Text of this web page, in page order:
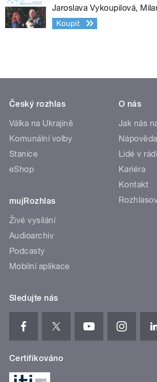
Jaroslava Vykoupilová,
Koupit
Český rozhlas
Válka na Ukrajině
Komunální volby
Stanice
eShop
mujRozhlas
Živé vysílání
Audioarchiv
Podcasty
Mobilní aplikace
O nás
Jak nás
Nápověda
Lidé v
Kariéra
Kontakt
Sledujte nás
Certifikováno